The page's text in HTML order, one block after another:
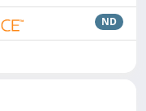
ND